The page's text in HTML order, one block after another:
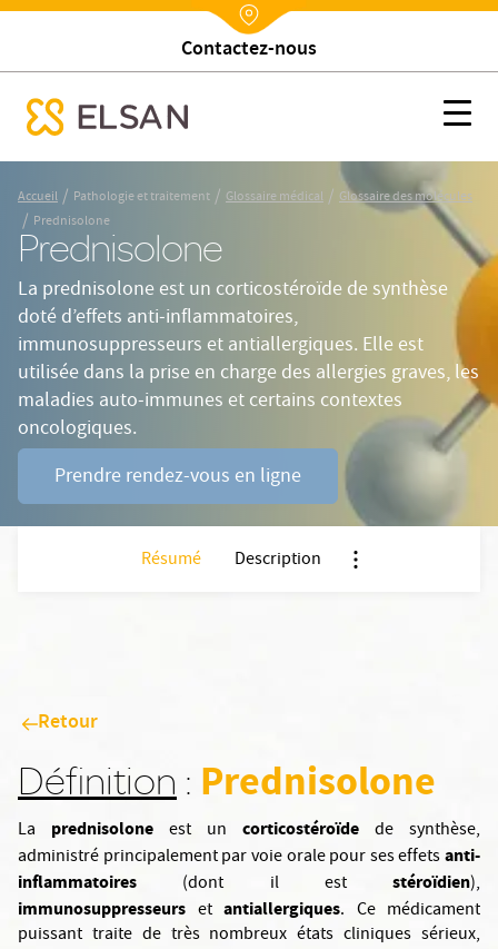
au
contenu
principal
Nx:Annuaire
Trouver un établissement
Prednisolone
menu mobile
Accueil / Pathologie et traitement / Glossaire médical / Glossaire des molécules
/ Prednisolone
Prednisolone
La prednisolone est un corticostéroïde de synthèse
doté d’effets anti‑inflammatoires,
immunosuppresseurs et antiallergiques. Elle est
utilisée dans la prise en charge des allergies graves, les
maladies auto‑immunes et certains contextes
oncologiques.
Prendre rendez-vous en ligne
Résumé Description
Retour
Définition : Prednisolone
La prednisolone est un corticostéroïde de synthèse,
administré principalement par voie orale pour ses effetsanti-
inflammatoires (dont il est stéroïdien),
immunosuppresseurs et antiallergiques. Ce médicament
puissant traite de très nombreux états cliniques sérieux,